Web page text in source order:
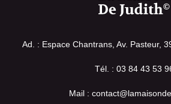
Ad. : Espace Chantrans, Av. Pasteur,
Tél. : 03 84 43 53
Mail :